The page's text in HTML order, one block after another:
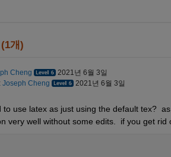
개)
Cheng
2021년 6월 3일
Joseph Cheng 2021년 6월 3일
to use latex as just using the default tex?
very well without some edits.  if you get